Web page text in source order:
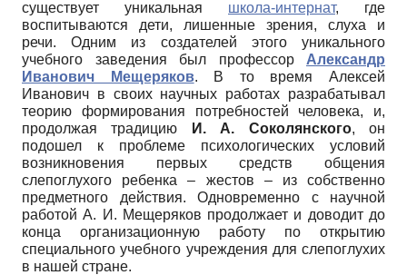
существует уникальная школа-интернат, где
воспитываются дети, лишенные зрения, слуха и
речи. Одним из создателей этого уникального
учебного заведения был профессор Александр
Иванович Мещеряков. В то время Алексей
Иванович в своих научных работах разрабатывал
теорию формирования потребностей человека, и,
продолжая традицию
И. А. Соколянского, он
подошел к проблеме психологических условий
возникновения первых средств общения
слепоглухого ребенка – жестов – из собственно
предметного действия. Одновременно с научной
работой А. И. Мещеряков продолжает и доводит до
конца организационную работу по открытию
специального учебного учреждения для слепоглухих
в нашей стране.